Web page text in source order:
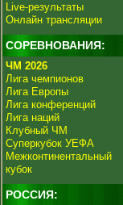
Live-результаты
Онлайн трансляции
СОРЕВНОВАНИЯ:
ЧМ 2026
Лига чемпионов
Лига Европы
Лига конференций
Лига наций
Клубный ЧМ
Суперкубок УЕФА
Межконтинентальный
кубок
РОССИЯ: